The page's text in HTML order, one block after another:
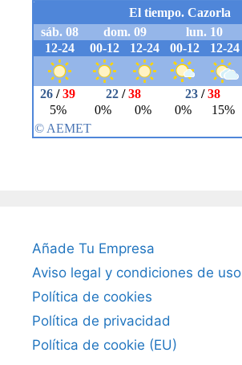
Añade Tu Empresa
Aviso legal y condiciones de uso
Política de cookies
Política de privacidad
Política de cookie (EU)